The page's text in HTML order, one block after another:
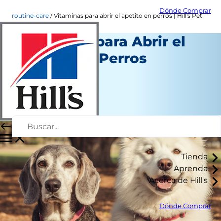
Dónde Comprar
Tienda
Aprenda
Acerca de Hill's
Dónde Comprar
routine-care Vitaminas para abrir el apetito en perros | Hill's Pet
Vitaminas para Abrir el
Apetito en Perros
Cuidado diario
Autor del personal
Noviembre 4, 2025